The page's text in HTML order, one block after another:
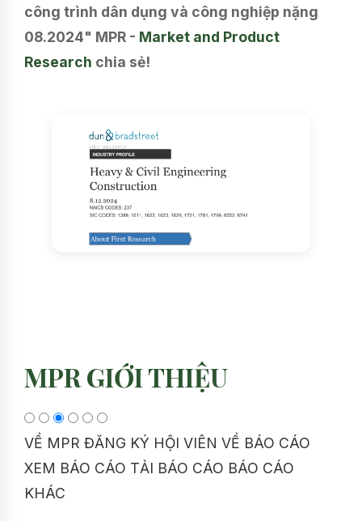
công trình dân dụng và công nghiệp nặng
08.2024" MPR - Market and Product
Research chia sẻ!
MPR GIỚI THIỆU
VỀ MPR ĐĂNG KÝ HỘI VIÊN VỀ BÁO CÁO
XEM BÁO CÁO TẢI BÁO CÁO BÁO CÁO
KHÁC